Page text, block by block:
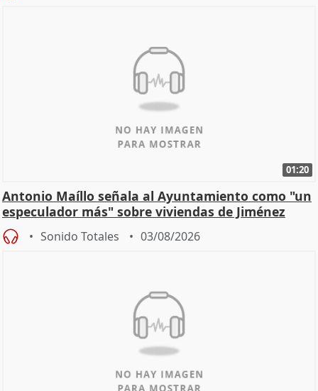
01:20
Antonio Maíllo señala al Ayuntamiento como "un
especulador más" sobre viviendas de Jiménez
Becerril
Sonido Totales 03/08/2026